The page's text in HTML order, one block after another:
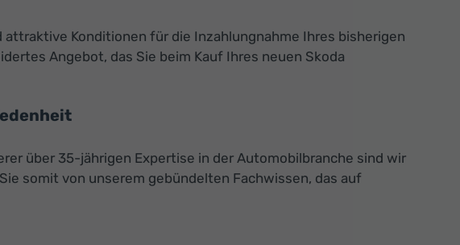
Konditionen für die Inzahlungnahme Ihres bisherigen
Angebot, das Sie beim Kauf Ihres neuen Skoda
über 35-jährigen Expertise in der Automobilbranche sind wir
somit von unserem gebündelten Fachwissen, das auf